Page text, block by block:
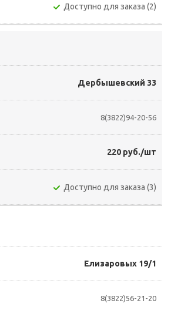
Доступно для заказа (2)
Дербышевский 33
8(3822)94-20-56
220 руб./шт
Доступно для заказа (3)
Елизаровых 19/1
8(3822)56-21-20